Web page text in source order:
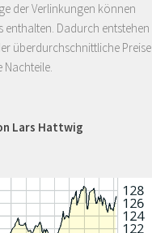
der Verlinkungen können
enthalten. Dadurch entstehen
überdurchschnittliche Preise
Nachteile.
Lars Hattwig